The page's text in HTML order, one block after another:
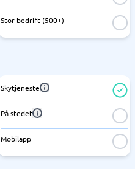
Stor bedrift (500+)
Skytjeneste
På stedet
Mobilapp